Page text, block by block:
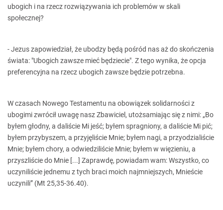
ubogich i na rzecz rozwiązywania ich problemów w skali
społecznej?
- Jezus zapowiedział, że ubodzy będą pośród nas aż do skończenia
świata: "Ubogich zawsze mieć będziecie". Z tego wynika, że opcja
preferencyjna na rzecz ubogich zawsze będzie potrzebna.
W czasach Nowego Testamentu na obowiązek solidarności z
ubogimi zwrócił uwagę nasz Zbawiciel, utożsamiając się z nimi: „Bo
byłem głodny, a daliście Mi jeść; byłem spragniony, a daliście Mi pić;
byłem przybyszem, a przyjęliście Mnie; byłem nagi, a przyodzialiście
Mnie; byłem chory, a odwiedziliście Mnie; byłem w więzieniu, a
przyszliście do Mnie [...] Zaprawdę, powiadam wam: Wszystko, co
uczyniliście jednemu z tych braci moich najmniejszych, Mnieście
uczynili” (Mt 25,35-36.40).